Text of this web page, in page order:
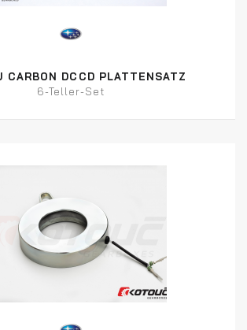
CARBON DCCD PLATTENSATZ
6-Teller-Set